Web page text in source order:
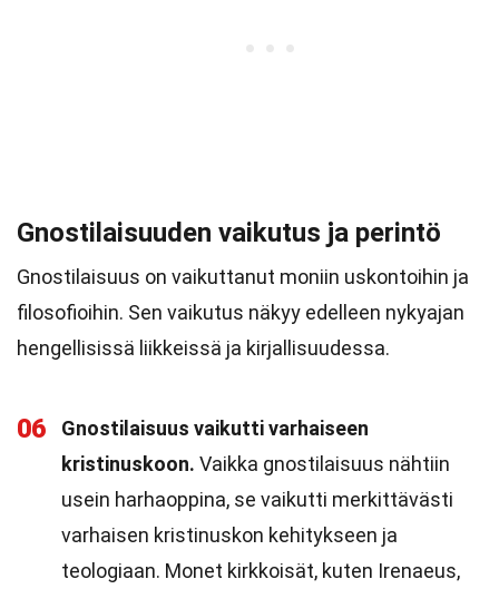
Gnostilaisuuden vaikutus ja perintö
Gnostilaisuus on vaikuttanut moniin uskontoihin ja
filosofioihin. Sen vaikutus näkyy edelleen nykyajan
hengellisissä liikkeissä ja kirjallisuudessa.
06
Gnostilaisuus vaikutti varhaiseen
kristinuskoon. Vaikka gnostilaisuus nähtiin
usein harhaoppina, se vaikutti merkittävästi
varhaisen kristinuskon kehitykseen ja
teologiaan. Monet kirkkoisät, kuten Irenaeus,